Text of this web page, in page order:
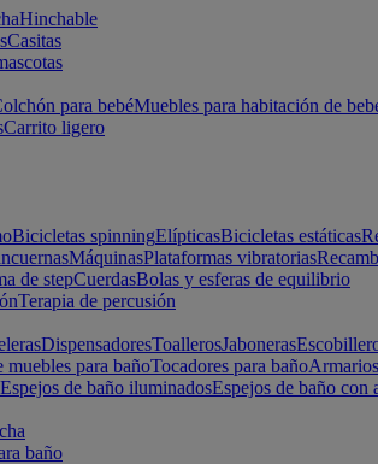
Hinchable
Casitas
para bebéMuebles para habitación de
Carrito ligero
Bicicletas spinningElípticasBicicletas estáticas
MáquinasPlataformas vibratorias
de stepCuerdasBolas y esferas de equilibrio
Terapia de percusión
DispensadoresToallerosJaboneras
muebles para bañoTocadores para baño
Espejos de baño iluminadosEspejos de baño con
baño